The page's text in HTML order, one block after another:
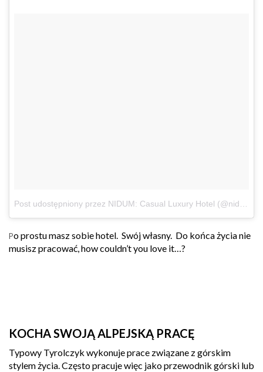
Post udostępniony przez NIDUM: Casual Luxury Hotel (@nidum_casual_luxury_hotel)
Po prostu masz sobie hotel. Swój własny. Do końca życia nie
musisz pracować, how couldn’t you love it…?
KOCHA SWOJĄ ALPEJSKĄ PRACĘ
Typowy Tyrolczyk wykonuje prace związane z górskim
stylem życia. Często pracuje więc jako przewodnik górski lub